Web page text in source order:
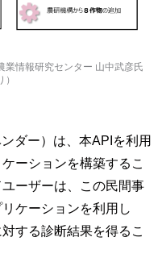
業情報研究センター 山中武彦氏
ダー）は、本APIを利用
ーションを構築するこ
ーザーは、この民間事
ケーションを利用し
する診断結果を得るこ